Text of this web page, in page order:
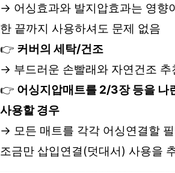
→ 어싱효과와 발지압효과는 영향
한 끝까지 사용하셔도 문제 없음
👉 커버의 세탁/건조
→ 부드러운 손빨래와 자연건조 추
👉 어싱지압매트를 2/3장 등을 나
사용할 경우
→ 모든 매트를 각각 어싱연결할
조금만 삽입연결(덧대서) 사용을